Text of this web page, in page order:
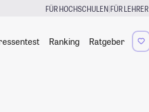
FÜR HOCHSCHULEN|FÜR LEHRER
Ranking Ratgeber